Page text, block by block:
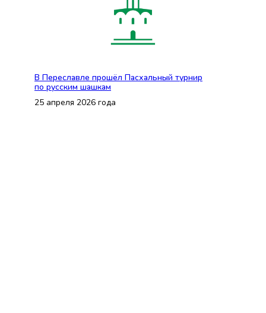
В Переславле прошёл Пасхальный турнир
по русским шашкам
25 апреля 2026 года